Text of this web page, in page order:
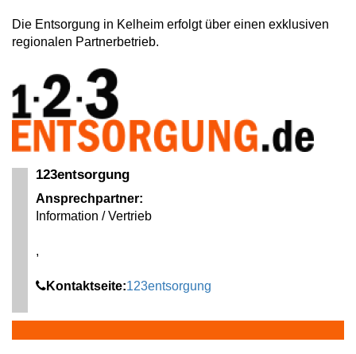
Die Entsorgung in Kelheim erfolgt über einen exklusiven
regionalen Partnerbetrieb.
123entsorgung
Ansprechpartner:
Information / Vertrieb
,
Kontaktseite:123entsorgung